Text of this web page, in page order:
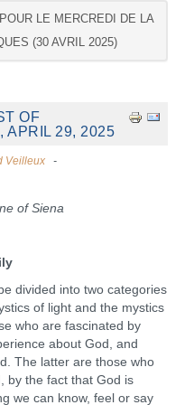
LE MERCREDI DE LA
(30 AVRIL 2025)
OF
APRIL 29, 2025
Veilleux
of Siena
divided into two categories
of light and the mystics
who are fascinated by
about God, and
The latter are those who
by the fact that God is
we can know, feel or say